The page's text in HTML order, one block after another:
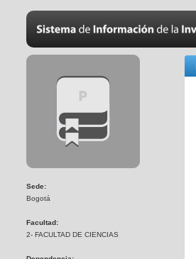
Sede:
Bogotá
Facultad:
2- FACULTAD DE CIENCIAS